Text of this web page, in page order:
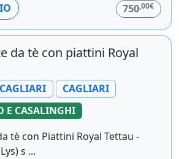
750,00€
da tè con piattini Royal
CAGLIARI
CAGLIARI
E CASALINGHI
tè con Piattini Royal Tettau -
s ...